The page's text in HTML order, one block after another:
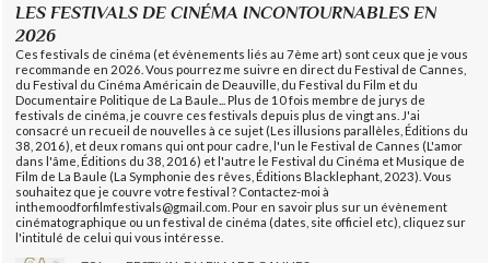
LES FESTIVALS DE CINÉMA INCONTOURNABLES EN
2026
Ces festivals de cinéma (et évènements liés au 7ème art) sont ceux que je vous
recommande en 2026. Vous pourrez me suivre en direct du Festival de Cannes,
du Festival du Cinéma Américain de Deauville, du Festival du Film et du
Documentaire Politique de La Baule... Plus de 10 fois membre de jurys de
festivals de cinéma, je couvre ces festivals depuis plus de vingt ans. J'ai
consacré un recueil de nouvelles à ce sujet (Les illusions parallèles, Éditions du
38, 2016), et deux romans qui ont pour cadre, l'un le Festival de Cannes (L'amor
dans l'âme, Éditions du 38, 2016) et l'autre le Festival du Cinéma et Musique de
Film de La Baule (La Symphonie des rêves, Éditions Blacklephant, 2023). Vous
souhaitez que je couvre votre festival ? Contactez-moi à
inthemoodforfilmfestivals@gmail.com. Pour en savoir plus sur un évènement
cinématographique ou un festival de cinéma (dates, site officiel etc), cliquez sur
l'intitulé de celui qui vous intéresse.